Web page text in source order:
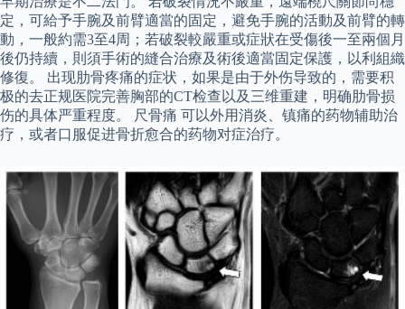
定，可給予手腕及前臂適當的固定，避免手腕的活動及前臂的轉
動，一般約需3至4周；若破裂較嚴重或症狀在受傷後一至兩個月
後仍持續，則須手術的縫合治療及術後適當固定保護，以利組織
修復。 出现肋骨疼痛的症状，如果是由于外伤导致的，需要积
极的去正规医院完善胸部的CT检查以及三维重建，明确肋骨损
伤的具体严重程度。 尺骨痛 可以外用消炎、镇痛的药物辅助治
疗，或者口服促进骨折愈合的药物对症治疗。